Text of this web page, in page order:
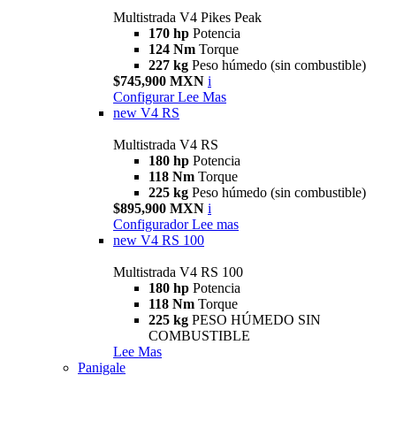
Multistrada V4 Pikes Peak
170 hp Potencia
124 Nm Torque
227 kg Peso húmedo (sin combustible)
$745,900 MXN i
Configurar Lee Mas
new V4 RS
Multistrada V4 RS
180 hp Potencia
118 Nm Torque
225 kg Peso húmedo (sin combustible)
$895,900 MXN i
Configurador Lee mas
new V4 RS 100
Multistrada V4 RS 100
180 hp Potencia
118 Nm Torque
225 kg PESO HÚMEDO SIN
COMBUSTIBLE
Lee Mas
Panigale